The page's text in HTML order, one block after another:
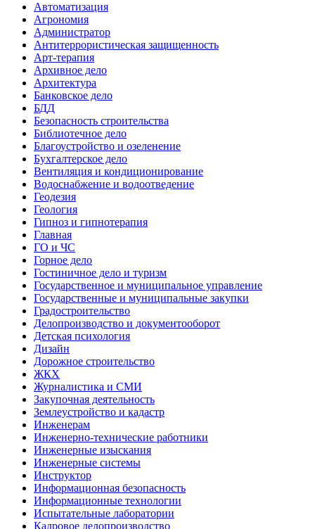
Автоматизация
Агрономия
Администратор
Антитеррористическая защищенность
Арт-терапия
Архивное дело
Архитектура
Банковское дело
БДД
Безопасность строительства
Библиотечное дело
Благоустройство и озеленение
Бухгалтерское дело
Вентиляция и кондиционирование
Водоснабжение и водоотведение
Геодезия
Геология
Гипноз и гипнотерапия
Главная
ГО и ЧС
Горное дело
Гостиничное дело и туризм
Государственное и муниципальное управление
Государственные и муниципальные закупки
Градостроительство
Делопроизводство и документооборот
Детская психология
Дизайн
Дорожное строительство
ЖКХ
Журналистика и СМИ
Закупочная деятельность
Землеустройство и кадастр
Инженерам
Инженерно-технические работники
Инженерные изыскания
Инженерные системы
Инструктор
Информационная безопасность
Информационные технологии
Испытательные лаборатории
Кадровое делопроизводство